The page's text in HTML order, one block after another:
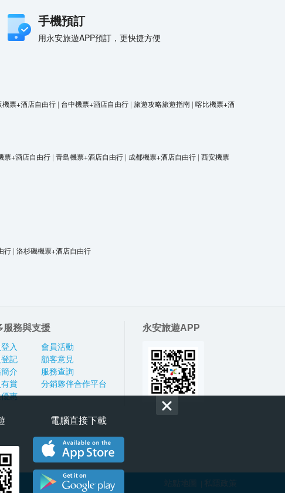
手機預訂
用永安旅遊APP預訂，更快捷方便
機票+酒店自由行 | 台中機票+酒店自由行 | 旅遊攻略旅遊指南 | 喀比機票+酒
票+酒店自由行 | 青島機票+酒店自由行 | 成都機票+酒店自由行 | 西安機票
行 | 洛杉磯機票+酒店自由行
服務與支援
入
記
介
賞
惠
會員活動
顧客意見
服務查詢
分銷夥伴合作平台
永安旅遊APP
電腦直接下載